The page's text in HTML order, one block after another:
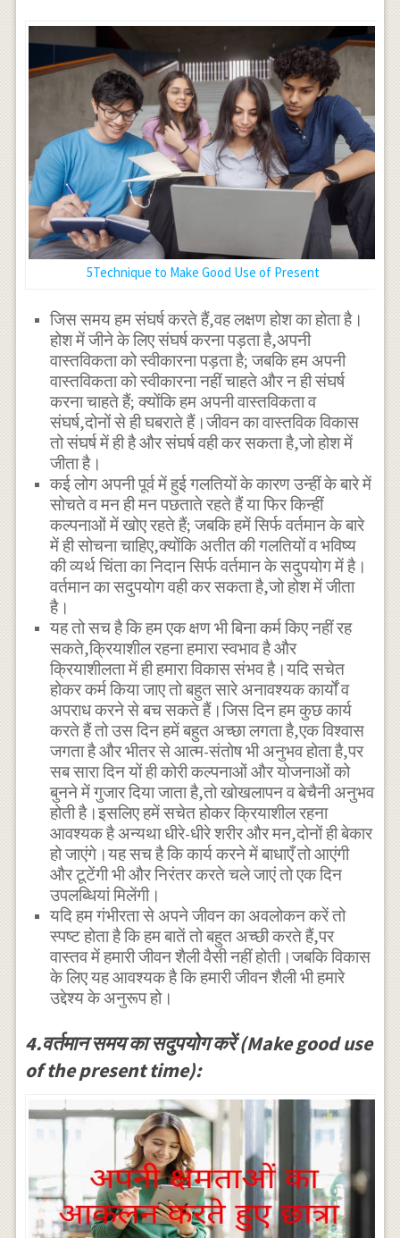
5Technique to Make Good Use of Present
जिस समय हम संघर्ष करते हैं,वह लक्षण होश का होता है।
होश में जीने के लिए संघर्ष करना पड़ता है,अपनी
वास्तविकता को स्वीकारना पड़ता है; जबकि हम अपनी
वास्तविकता को स्वीकारना नहीं चाहते और न ही संघर्ष
करना चाहते हैं; क्योंकि हम अपनी वास्तविकता व
संघर्ष,दोनों से ही घबराते हैं।जीवन का वास्तविक विकास
तो संघर्ष में ही है और संघर्ष वही कर सकता है,जो होश में
जीता है।
कई लोग अपनी पूर्व में हुई गलतियों के कारण उन्हीं के बारे में
सोचते व मन ही मन पछताते रहते हैं या फिर किन्हीं
कल्पनाओं में खोए रहते हैं; जबकि हमें सिर्फ वर्तमान के बारे
में ही सोचना चाहिए,क्योंकि अतीत की गलतियों व भविष्य
की व्यर्थ चिंता का निदान सिर्फ वर्तमान के सदुपयोग में है।
वर्तमान का सदुपयोग वही कर सकता है,जो होश में जीता
है।
यह तो सच है कि हम एक क्षण भी बिना कर्म किए नहीं रह
सकते,क्रियाशील रहना हमारा स्वभाव है और
क्रियाशीलता में ही हमारा विकास संभव है।यदि सचेत
होकर कर्म किया जाए तो बहुत सारे अनावश्यक कार्यों व
अपराध करने से बच सकते हैं।जिस दिन हम कुछ कार्य
करते हैं तो उस दिन हमें बहुत अच्छा लगता है,एक विश्वास
जगता है और भीतर से आत्म-संतोष भी अनुभव होता है,पर
सब सारा दिन यों ही कोरी कल्पनाओं और योजनाओं को
बुनने में गुजार दिया जाता है,तो खोखलापन व बेचैनी अनुभव
होती है।इसलिए हमें सचेत होकर क्रियाशील रहना
आवश्यक है अन्यथा धीरे-धीरे शरीर और मन,दोनों ही बेकार
हो जाएंगे।यह सच है कि कार्य करने में बाधाएँ तो आएंगी
और टूटेंगी भी और निरंतर करते चले जाएं तो एक दिन
उपलब्धियां मिलेंगी।
यदि हम गंभीरता से अपने जीवन का अवलोकन करें तो
स्पष्ट होता है कि हम बातें तो बहुत अच्छी करते हैं,पर
वास्तव में हमारी जीवन शैली वैसी नहीं होती।जबकि विकास
के लिए यह आवश्यक है कि हमारी जीवन शैली भी हमारे
उद्देश्य के अनुरूप हो।
4.वर्तमान समय का सदुपयोग करें (Make good use
of the present time):